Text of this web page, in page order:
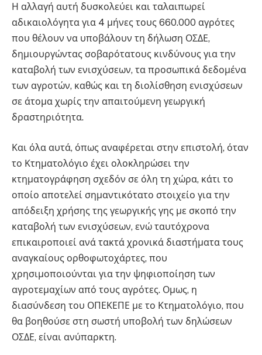
Η αλλαγή αυτή δυσκολεύει και ταλαιπωρεί
αδικαιολόγητα για 4 μήνες τους 660.000 αγρότες
που θέλουν να υποβάλουν τη δήλωση ΟΣΔΕ,
δημιουργώντας σοβαρότατους κινδύνους για την
καταβολή των ενισχύσεων, τα προσωπικά δεδομένα
των αγροτών, καθώς και τη διολίσθηση ενισχύσεων
σε άτομα χωρίς την απαιτούμενη γεωργική
δραστηριότητα.
Και όλα αυτά, όπως αναφέρεται στην επιστολή, όταν
το Κτηματολόγιο έχει ολοκληρώσει την
κτηματογράφηση σχεδόν σε όλη τη χώρα, κάτι το
οποίο αποτελεί σημαντικότατο στοιχείο για την
απόδειξη χρήσης της γεωργικής γης με σκοπό την
καταβολή των ενισχύσεων, ενώ ταυτόχρονα
επικαιροποιεί ανά τακτά χρονικά διαστήματα τους
αναγκαίους ορθοφωτοχάρτες, που
χρησιμοποιούνται για την ψηφιοποίηση των
αγροτεμαχίων από τους αγρότες. Ομως, η
διασύνδεση του ΟΠΕΚΕΠΕ με το Κτηματολόγιο, που
θα βοηθούσε στη σωστή υποβολή των δηλώσεων
ΟΣΔΕ, είναι ανύπαρκτη.